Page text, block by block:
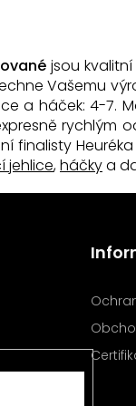
jsou
Vašemu
a háček: 4-7.
rychlým
finalisty
jehlice,háčkya